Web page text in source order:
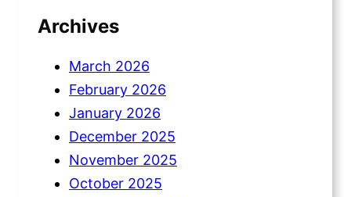
Archives
March 2026
February 2026
January 2026
December 2025
November 2025
October 2025